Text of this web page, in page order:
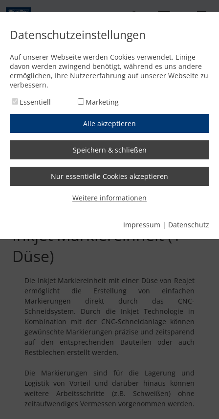
Startseite /Optionen /Inkjet Markiereinheit (1 Düse)
Inkjet Markiereinheit (1
Düse)
Die Inkjet Markiereinheit mit einer Düse von Reajet
ermöglicht die Erstellung von einfachen
Markierungen direkt durch das CNC-
Schneidsystem. Durch die Inkjet Technologie in
Kombination mit der CNC-Schneidanlage können
gewünschte Markierungen präzise und zeitsparend
auf den entsprechenden Bauteilen oder auch
Restblechen erstellt werden.
Die Markierungen sind für die Lagerung und
Logistik von Vorteil und darüber hinaus können
weitere Arbeitsschritte (z.B. Schweißen) ohne
zeitaufwendiges Vermessen vorgenommen werden.
Datenschutzeinstellungen
Auf unserer Webseite werden Cookies verwendet. Einige
davon werden zwingend benötigt, während es uns andere
ermöglichen, Ihre Nutzererfahrung auf unserer Webseite zu
verbessern.
Essentiell
Marketing
Alle akzeptieren
Speichern & schließen
Nur essentielle Cookies akzeptieren
Weitere informationen
Impressum | Datenschutz